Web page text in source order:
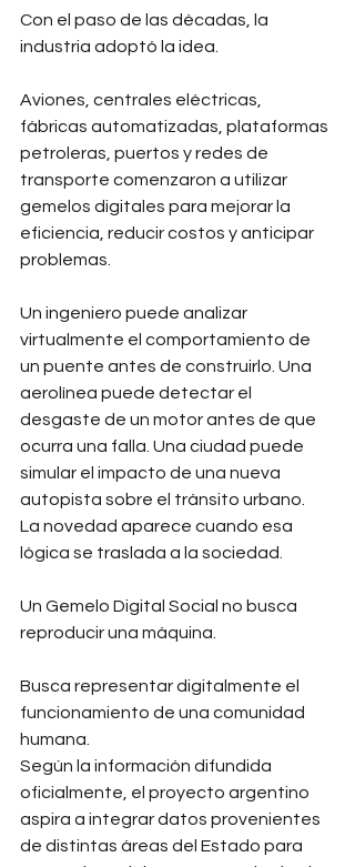
Con el paso de las décadas, la
industria adoptó la idea.
Aviones, centrales eléctricas,
fábricas automatizadas, plataformas
petroleras, puertos y redes de
transporte comenzaron a utilizar
gemelos digitales para mejorar la
eficiencia, reducir costos y anticipar
problemas.
Un ingeniero puede analizar
virtualmente el comportamiento de
un puente antes de construirlo. Una
aerolínea puede detectar el
desgaste de un motor antes de que
ocurra una falla. Una ciudad puede
simular el impacto de una nueva
autopista sobre el tránsito urbano.
La novedad aparece cuando esa
lógica se traslada a la sociedad.
Un Gemelo Digital Social no busca
reproducir una máquina.
Busca representar digitalmente el
funcionamiento de una comunidad
humana.
Según la información difundida
oficialmente, el proyecto argentino
aspira a integrar datos provenientes
de distintas áreas del Estado para